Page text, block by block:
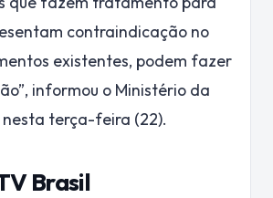
contraindicação no
existentes, podem fazer
informou o Ministério da
nesta terça-feira (22).
Brasil